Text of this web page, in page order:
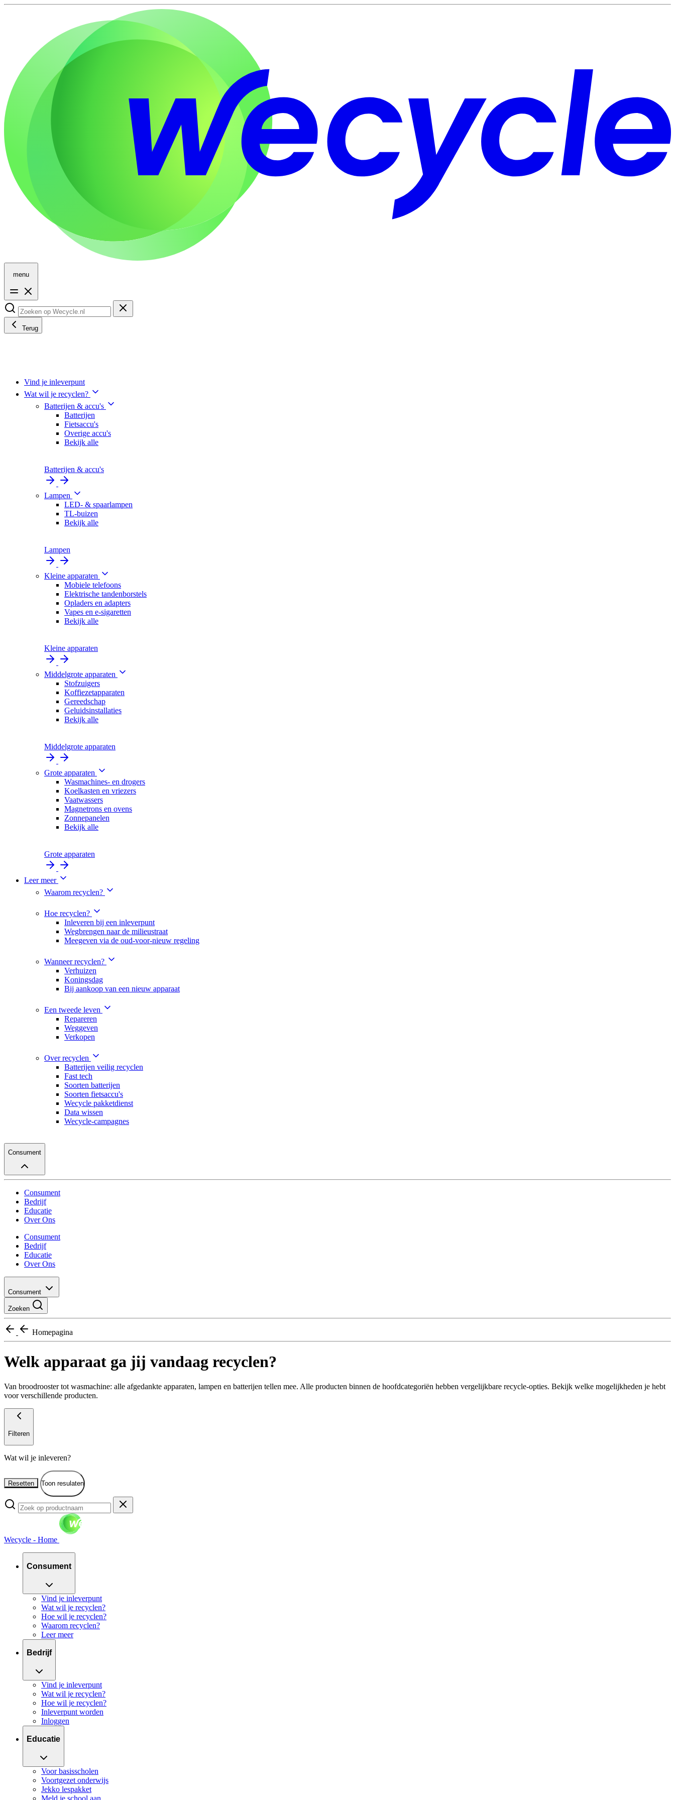
menu
Terug
Vind je inleverpunt
Wat wil je recyclen?
Batterijen & accu's
Batterijen
Fietsaccu's
Overige accu's
Bekijk alle
Batterijen & accu's
Lampen
LED- & spaarlampen
TL-buizen
Bekijk alle
Lampen
Kleine apparaten
Mobiele telefoons
Elektrische tandenborstels
Opladers en adapters
Vapes en e-sigaretten
Bekijk alle
Kleine apparaten
Middelgrote apparaten
Stofzuigers
Koffiezetapparaten
Gereedschap
Geluidsinstallaties
Bekijk alle
Middelgrote apparaten
Grote apparaten
Wasmachines- en drogers
Koelkasten en vriezers
Vaatwassers
Magnetrons en ovens
Zonnepanelen
Bekijk alle
Grote apparaten
Leer meer
Waarom recyclen?
Hoe recyclen?
Inleveren bij een inleverpunt
Wegbrengen naar de milieustraat
Meegeven via de oud-voor-nieuw regeling
Wanneer recyclen?
Verhuizen
Koningsdag
Bij aankoop van een nieuw apparaat
Een tweede leven
Repareren
Weggeven
Verkopen
Over recyclen
Batterijen veilig recyclen
Fast tech
Soorten batterijen
Soorten fietsaccu's
Wecycle pakketdienst
Data wissen
Wecycle-campagnes
Consument
Consument
Bedrijf
Educatie
Over Ons
Consument
Bedrijf
Educatie
Over Ons
Consument
Zoeken
Homepagina
Welk apparaat ga jij vandaag recyclen?
Van broodrooster tot wasmachine: alle afgedankte apparaten, lampen en batterijen tellen mee. Alle producten binnen de hoofdcategoriën hebben vergelijkbare recycle-opties. Bekijk welke mogelijkheden je hebt
voor verschillende producten.
Filteren
Wat wil je inleveren?
Resetten Toon resulaten
Wecycle - Home
Consument
Vind je inleverpunt
Wat wil je recyclen?
Hoe wil je recyclen?
Waarom recyclen?
Leer meer
Bedrijf
Vind je inleverpunt
Wat wil je recyclen?
Hoe wil je recyclen?
Inleverpunt worden
Inloggen
Educatie
Voor basisscholen
Voortgezet onderwijs
Jekko lespakket
Meld je school aan